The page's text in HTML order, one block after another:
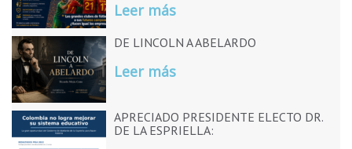
Leer más
DE LINCOLN A ABELARDO
Leer más
APRECIADO PRESIDENTE ELECTO DR.
DE LA ESPRIELLA: